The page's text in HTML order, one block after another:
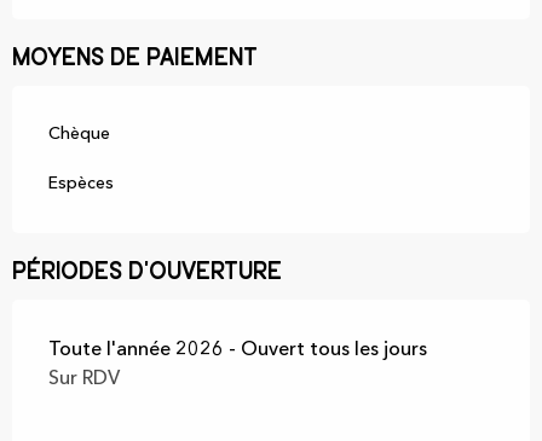
Moyens de paiement
Chèque
Espèces
Périodes d'ouverture
Toute l'année 2026 - Ouvert tous les jours
Sur RDV